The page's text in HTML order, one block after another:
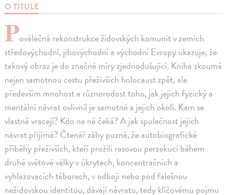
O TITULE
Poválečná rekonstrukce židovských komunit v zemích
středovýchodní, jihovýchodní a východní Evropy ukazuje, že
takový obraz je do značné míry zjednodušující. Kniha zkoumá
nejen samotnou cestu přeživších holocaust zpět, ale
především mnohost a různorodost toho, jak jejich fyzický a
mentální návrat ovlivnil je samotné a jejich okolí. Kam se
vlastně vracejí? Kdo na ně čeká? A jak společnost jejich
návrat přijímá? Čtenář záhy pozná, že autobiografické
příběhy přeživších, kteří prožili rasovou perzekuci během
druhé světové války v úkrytech, koncentračních a
vyhlazovacích táborech, v odboji nebo pod falešnou
nežidovskou identitou, dávají návratu, tedy klíčovému pojmu